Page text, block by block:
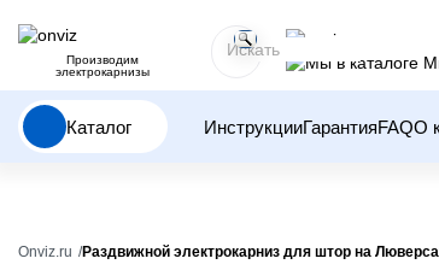
Производим
электрокарнизы
Каталог ИнструкцииГарантияFAQО
Onviz.ru Раздвижной электрокарниз для штор на